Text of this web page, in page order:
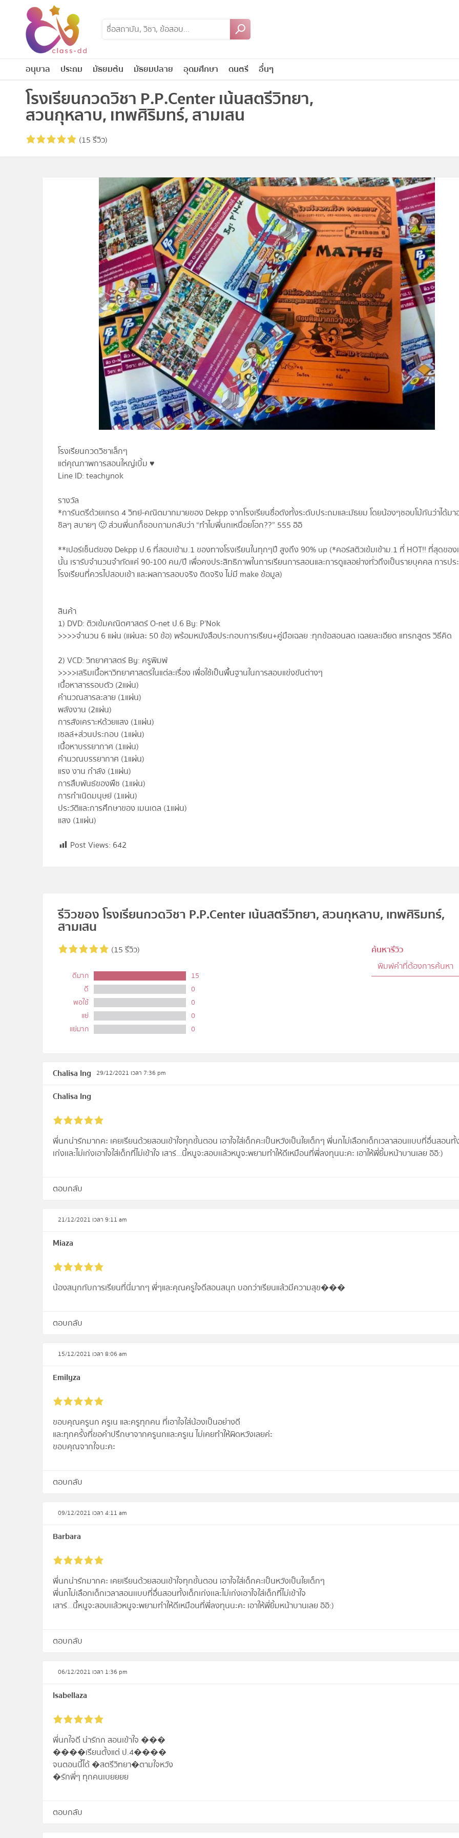
content
อนุบาล ประถม มัธยมต้น มัธยมปลาย อุดมศึกษา ดนตรี อื่นๆ
โรงเรียนกวดวิชา P.P.Center เน้นสตรีวิทยา,
สวนกุหลาบ, เทพศิริมทร์, สามเสน
(15 รีวิว)
โรงเรียนกวดวิชาเล็กๆ
แต่คุณภาพการสอนใหญ่เบิ้ม ♥
Line ID: teachynok
รางวัล
*การันตรีด้วยเกรด 4 วิทย์-คณิตมากมายของ Dekpp จากโรงเรียนชื่อดังทั้งระดับประถมและมัธยม โดยน้องๆชอบโม้กันว่าได้มา
ชิลๆ สบายๆ 🙂 ส่วนพี่นกก็ชอบถามกลับว่า “ทำไมพี่นกเหนื่อยโฮก??” 555 อิอิ
**เปอร์เซ็นต์ของ Dekpp ป.6 ที่สอบเข้าม.1 ของทางโรงเรียนในทุกๆปี สูงถึง 90% up (*คอร์สติวเข้มเข้าม.1 ที่ HOT!! ที่สุดของ
นั้น เรารับจำนวนจำกัดแค่ 90-100 คน/ปี เพื่อคงประสิทธิภาพในการเรียนการสอนและการดูแลอย่างทั่วถึงเป็นรายบุคคล การปร
โรงเรียนที่ควรไปสอบเข้า และผลการสอบจริง ติดจริง ไม่มี make ข้อมูล)
สินค้า
1) DVD: ติวเข้มคณิตศาสตร์ O-net ป.6 By: P’Nok
>>>>จำนวน 6 แผ่น (แผ่นละ 50 ข้อ) พร้อมหนังสือประกอบการเรียน+คู่มือเฉลย :ทุกข้อสอนสด เฉลยละเอียด แทรกสูตร วิธีคิด
2) VCD: วิทยาศาสตร์ By: ครูพิมพ์
>>>>เสริมเนื้อหาวิทยาศาสตร์ในแต่ละเรื่อง เพื่อใช้เป็นพื้นฐานในการสอบแข่งขันต่างๆ
เนื้อหาสารรอบตัว (2แผ่น)
คำนวณสารละลาย (1แผ่น)
พลังงาน (2แผ่น)
การสังเคราะห์ด้วยแสง (1แผ่น)
เซลล์+ส่วนประกอบ (1แผ่น)
เนื้อหาบรรยากาศ (1แผ่น)
คำนวณบรรยากาศ (1แผ่น)
แรง งาน กำลัง (1แผ่น)
การสืบพันธ์ของพืช (1แผ่น)
การกำเนิดมนุษย์ (1แผ่น)
ประวัติและการศึกษาของ เมนเดล (1แผ่น)
แสง (1แผ่น)
Post Views: 642
รีวิวของ โรงเรียนกวดวิชา P.P.Center เน้นสตรีวิทยา, สวนกุหลาบ, เทพศิริมทร์,
สามเสน
(15 รีวิว)
ดีมาก
15
ดี
0
พอใช้
0
แย่
0
แย่มาก
0
ค้นหารีวิว
Chalisa Ing 29/12/2021 เวลา 7:36 pm
Chalisa Ing
พี่นกน่ารักมากคะ เคยเรียนด้วยสอนเข้าใจทุกขั้นตอน เอาใจใส่เด็กคะเป็นหวังเป็นใยเด็กๆ พี่นกไม่เลือกเด็กเวลาสอนเเบบที่อื่นสอนทั้
เก่งเเละไม่เก่งเอาใจใส่เด็กที่ไม่เข้าใจ เสาร์…นี้หนูจะสอบเเล้วหนูจะพยามทำให้ดีเหมือนที่พี่ลงทุนนะคะ เอาให้พี่ยิ้มหน้าบานเลย อิอิ:)
ตอบกลับ
21/12/2021 เวลา 9:11 am
Miaza
น้องสนุกกับการเรียนที่นี่มากๆ พี่ๆและคุณครูใจดีสอนสนุก บอกว่าเรียนแล้วมีความสุข���
ตอบกลับ
15/12/2021 เวลา 8:06 am
Emilyza
ขอบคุณครูนก ครูเน และครูทุกคน ที่เอาใจใส่น้องเป็นอย่างดี
และทุกครั้งที่ขอคำปรึกษาจากครูนกและครูเน ไม่เคยทำให้ผิดหวังเลยค่ะ
ขอบคุณจากใจนะคะ
ตอบกลับ
09/12/2021 เวลา 4:11 am
Barbara
พี่นกน่ารักมากคะ เคยเรียนด้วยสอนเข้าใจทุกขั้นตอน เอาใจใส่เด็กคะเป็นหวังเป็นใยเด็กๆ
พี่นกไม่เลือกเด็กเวลาสอนเเบบที่อื่นสอนทั้งเด็กเก่งเเละไม่เก่งเอาใจใส่เด็กที่ไม่เข้าใจ
เสาร์…นี้หนูจะสอบเเล้วหนูจะพยามทำให้ดีเหมือนที่พี่ลงทุนนะคะ เอาให้พี่ยิ้มหน้าบานเลย อิอิ:)
ตอบกลับ
06/12/2021 เวลา 1:36 pm
Isabellaza
พี่นกใจดี น่ารักก สอนเข้าใจ ���
����เรียนตั้งแต่ ป.4����
จนตอนนี้ได้ �สตรีวิทยา�ตามใจหวัง
�รักพี่ๆ ทุกคนเบยยยย
ตอบกลับ